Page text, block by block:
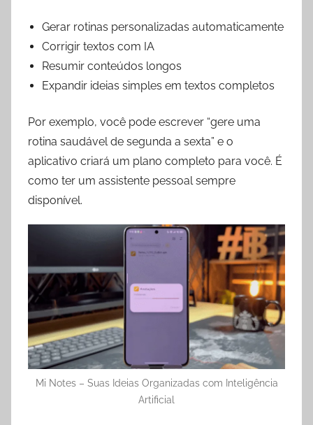
Gerar rotinas personalizadas automaticamente
Corrigir textos com IA
Resumir conteúdos longos
Expandir ideias simples em textos completos
Por exemplo, você pode escrever “gere uma
rotina saudável de segunda a sexta” e o
aplicativo criará um plano completo para você. É
como ter um assistente pessoal sempre
disponível.
Mi Notes – Suas Ideias Organizadas com Inteligência
Artificial